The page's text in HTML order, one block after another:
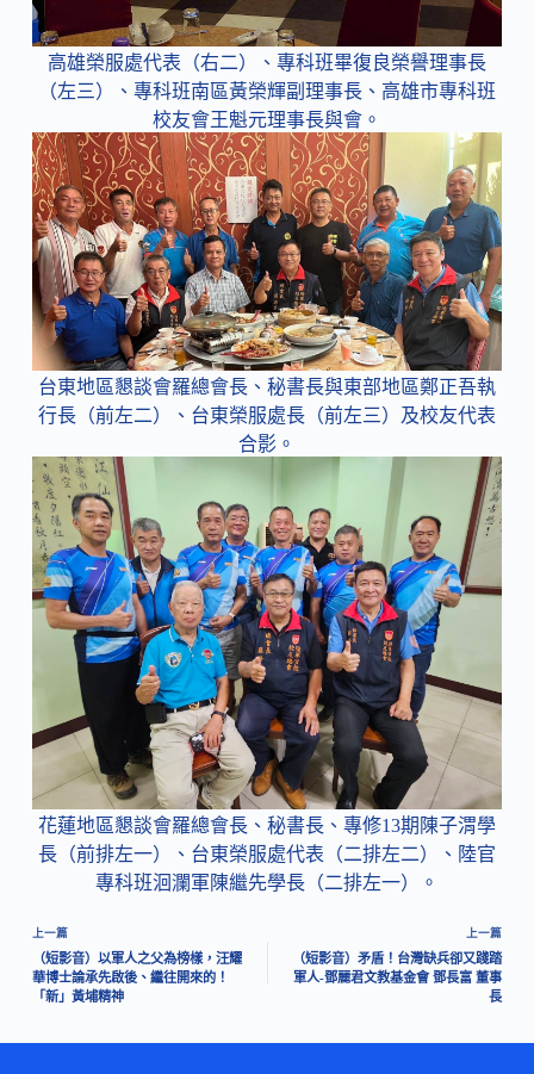
高雄榮服處代表（右二）、專科班畢復良榮譽理事長
（左三）、專科班南區黃榮輝副理事長、高雄市專科班
校友會王魁元理事長與會。
台東地區懇談會羅總會長、秘書長與東部地區鄭正吾執
行長（前左二）、台東榮服處長（前左三）及校友代表
合影。
花蓮地區懇談會羅總會長、秘書長、專修13期陳子渭學
長（前排左一）、台東榮服處代表（二排左二）、陸官
專科班洄瀾軍陳繼先學長（二排左一）。
上一篇
（短影音）以軍人之父為榜樣，汪耀
華博士論承先啟後、繼往開來的！
「新」黃埔精神
上一篇
（短影音）矛盾！台灣缺兵卻又踐踏
軍人-鄧麗君文教基金會 鄧長富 董事
長